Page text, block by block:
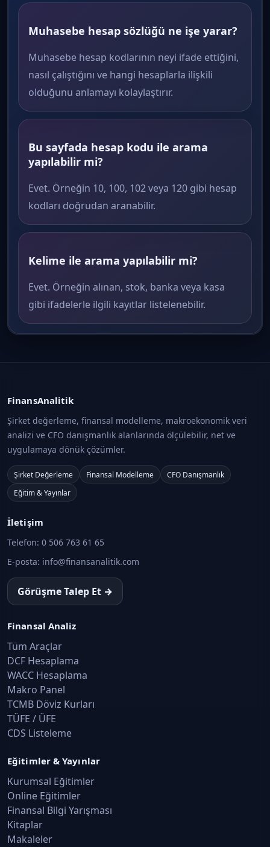
Muhasebe hesap sözlüğü ne işe yarar?
Muhasebe hesap kodlarının neyi ifade ettiğini,
nasıl çalıştığını ve hangi hesaplarla ilişkili
olduğunu anlamayı kolaylaştırır.
Bu sayfada hesap kodu ile arama
yapılabilir mi?
Evet. Örneğin 10, 100, 102 veya 120 gibi hesap
kodları doğrudan aranabilir.
Kelime ile arama yapılabilir mi?
Evet. Örneğin alınan, stok, banka veya kasa
gibi ifadelerle ilgili kayıtlar listelenebilir.
FinansAnalitik
Şirket değerleme, finansal modelleme, makroekonomik veri
analizi ve CFO danışmanlık alanlarında ölçülebilir, net ve
uygulamaya dönük çözümler.
Şirket Değerleme Finansal Modelleme
CFO Danışmanlık
Eğitim & Yayınlar
İletişim
Telefon: 0 506 763 61 65
E-posta: info@finansanalitik.com
Görüşme Talep Et →
Finansal Analiz
Tüm Araçlar
DCF Hesaplama
WACC Hesaplama
Makro Panel
TCMB Döviz Kurları
TÜFE / ÜFE
CDS Listeleme
Eğitimler & Yayınlar
Kurumsal Eğitimler
Online Eğitimler
Finansal Bilgi Yarışması
Kitaplar
Makaleler